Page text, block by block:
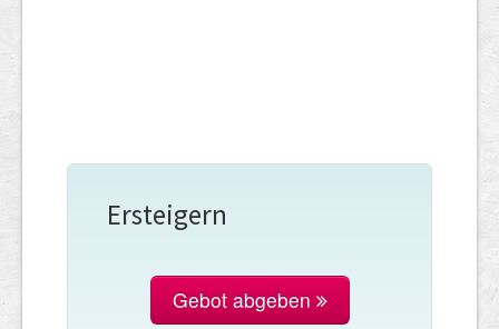
Ersteigern
Gebot abgeben